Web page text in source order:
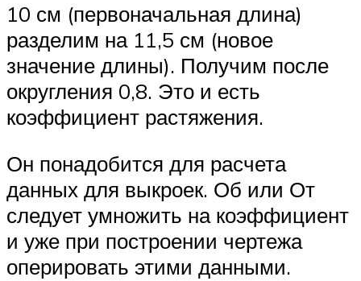
10 см (первоначальная длина)
разделим на 11,5 см (новое
значение длины). Получим после
округления 0,8. Это и есть
коэффициент растяжения.
Он понадобится для расчета
данных для выкроек. Об или От
следует умножить на коэффициент
и уже при построении чертежа
оперировать этими данными.